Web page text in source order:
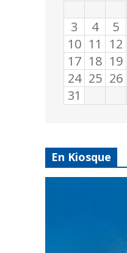
3
4 5
10 11 12
17 18 19
24 25 26
31
En Kiosque